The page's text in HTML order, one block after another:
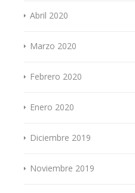
Abril 2020
Marzo 2020
Febrero 2020
Enero 2020
Diciembre 2019
Noviembre 2019